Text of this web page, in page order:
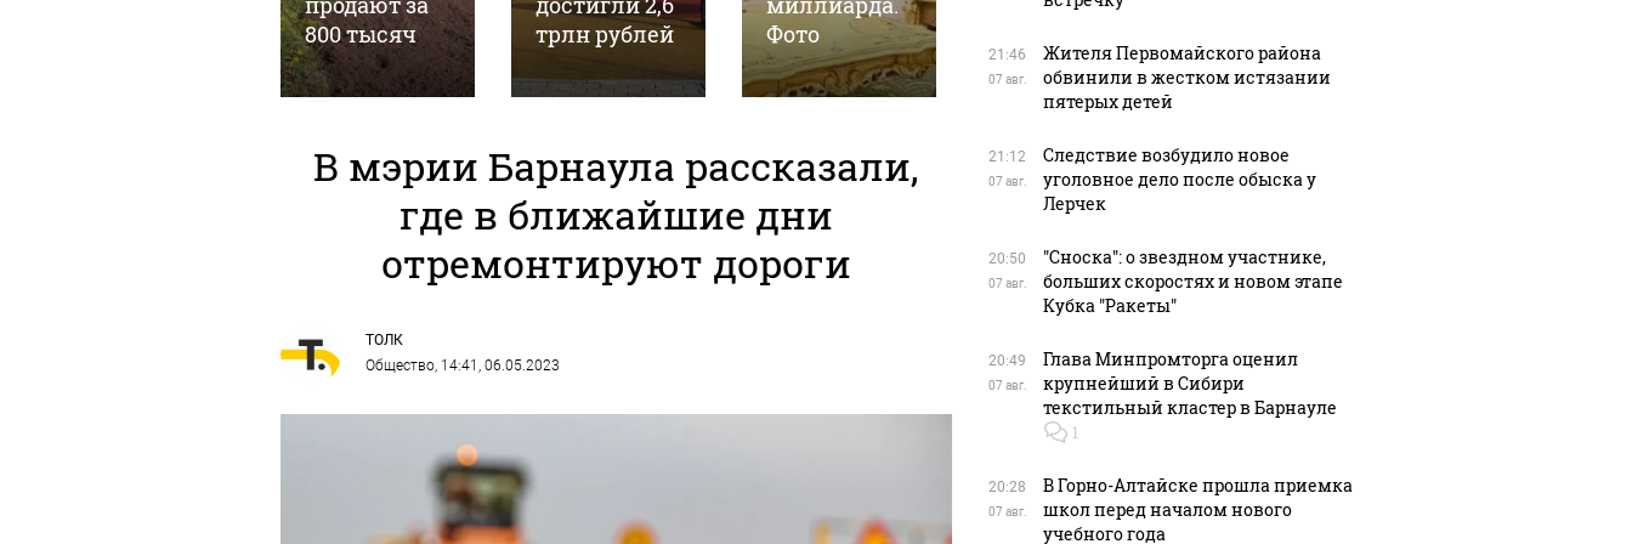
800 тысяч
трлн рублей
Фото
В мэрии Барнаула рассказали,
где в ближайшие дни
отремонтируют дороги
ТОЛК
Общество, 14:41, 06.05.2023
21:46
07 авг.
Жителя Первомайского района
обвинили в жестком истязании
пятерых детей
21:12
07 авг.
Следствие возбудило новое
уголовное дело после обыска у
Лерчек
20:50
07 авг.
"Сноска": о звездном участнике,
больших скоростях и новом этапе
Кубка "Ракеты"
20:49
07 авг.
Глава Минпромторга оценил
крупнейший в Сибири
текстильный кластер в Барнауле
1
20:28
07 авг.
В Горно-Алтайске прошла приемка
школ перед началом нового
учебного года